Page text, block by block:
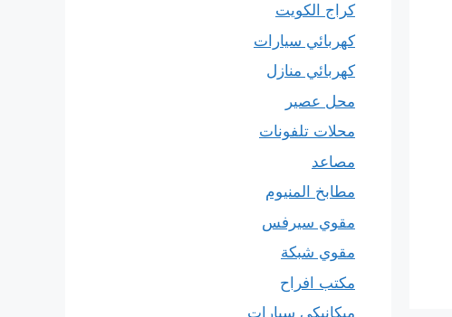
كراج الكويت
كهربائي سيارات
كهربائي منازل
محل عصير
محلات تلفونات
مصاعد
مطابخ المنيوم
مقوي سيرفس
مقوي شبكة
مكتب افراح
ميكانيكي سيارات